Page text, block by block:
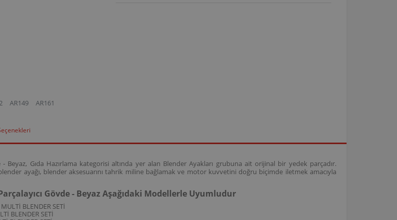
AR149 AR161
- Beyaz, Gıda Hazırlama kategorisi altında yer alan Blender Ayakları grubuna ait orijinal bir yedek parçadır.
ayağı, blender aksesuarını tahrik miline bağlamak ve motor kuvvetini doğru biçimde iletmek amacıyla
Gövde - Beyaz Aşağıdaki Modellerle Uyumludur
BLENDER SETİ
BLENDER SETİ